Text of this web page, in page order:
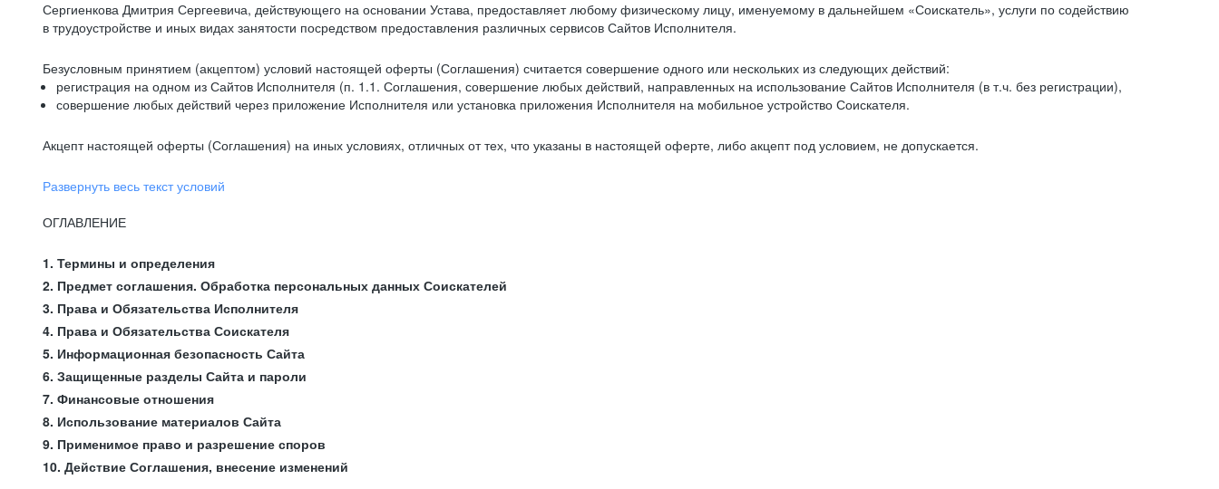
Сергиенкова Дмитрия Сергеевича, действующего на основании Устава, предоставляет любому физическому лицу, именуемому в дальнейшем «Соискатель», услуги по содействию
в трудоустройстве и иных видах занятости посредством предоставления различных сервисов Сайтов Исполнителя.
Безусловным принятием (акцептом) условий настоящей оферты (Соглашения) считается совершение одного или нескольких из следующих действий:
регистрация на одном из Сайтов Исполнителя (п. 1.1. Соглашения, совершение любых действий, направленных на использование Сайтов Исполнителя (в т.ч. без регистрации),
совершение любых действий через приложение Исполнителя или установка приложения Исполнителя на мобильное устройство Соискателя.
Акцепт настоящей оферты (Соглашения) на иных условиях, отличных от тех, что указаны в настоящей оферте, либо акцепт под условием, не допускается.
Развернуть весь текст условий
ОГЛАВЛЕНИЕ
1. Термины и определения
2. Предмет соглашения. Обработка персональных данных Соискателей
3. Права и Обязательства Исполнителя
4. Права и Обязательства Соискателя
5. Информационная безопасность Сайта
6. Защищенные разделы Сайта и пароли
7. Финансовые отношения
8. Использование материалов Сайта
9. Применимое право и разрешение споров
10. Действие Соглашения, внесение изменений